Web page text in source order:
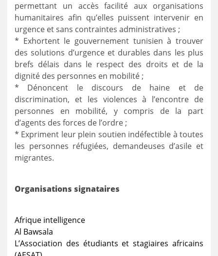
permettant un accès facilité aux organisations
humanitaires afin qu’elles puissent intervenir en
urgence et sans contraintes administratives ;
* Exhortent le gouvernement tunisien à trouver
des solutions d’urgence et durables dans les plus
brefs délais dans le respect des droits et de la
dignité des personnes en mobilité ;
* Dénoncent le discours de haine et de
discrimination, et les violences à l’encontre de
personnes en mobilité, y compris de la part
d’agents des forces de l’ordre ;
* Expriment leur plein soutien indéfectible à toutes
les personnes réfugiées, demandeuses d’asile et
migrantes.
Organisations signataires
Afrique intelligence
Al Bawsala
L’Association des étudiants et stagiaires africains